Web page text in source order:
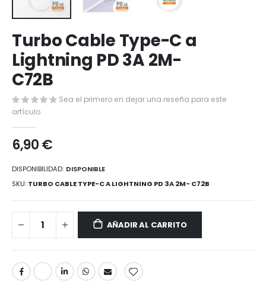
al
comienzo
de
la
galería
de
imágenes
Turbo Cable Type-C a
Lightning PD 3A 2M-
C72B
Sea el primero en dejar una reseña para este
artículo
6,90 €
DISPONIBILIDAD: DISPONIBLE
SKU TURBO CABLE TYPE-C A LIGHTNING PD 3A 2M- C72B
AÑADIR AL CARRITO